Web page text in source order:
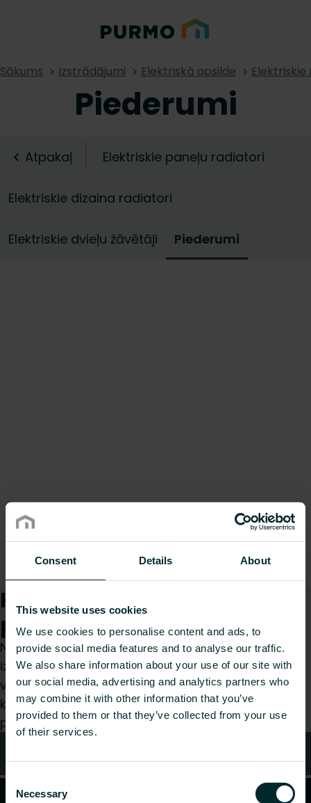
Consent Details About
This website uses cookies
We use cookies to personalise content and ads, to
provide social media features and to analyse our traffic.
We also share information about your use of our site with
our social media, advertising and analytics partners who
may combine it with other information that you’ve
provided to them or that they’ve collected from your use
of their services.
Consent
Selection
Necessary
Sākums Izstrādājumi Elektriskā apsilde
Piederumi
Atpakaļ Elektriskie paneļu radiatori
Elektriskie dizaina radiatori
Elektriskie dvieļu žāvētāji Piederumi
Kā mēs varam Jums
palīdzēt?
Neatkarīgi no tā, vai esat specifikāciju
izstrādātājs, uzstādītājs, arhitekts, plānotājs,
vairumtirgotājs vai gala lietotājs, izvēlieties
kategoriju, un mēs ar prieku izskatīsim jūsu
pieprasījumu.